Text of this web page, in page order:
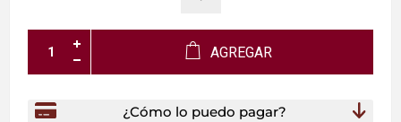
AGREGAR
¿Cómo lo puedo pagar?